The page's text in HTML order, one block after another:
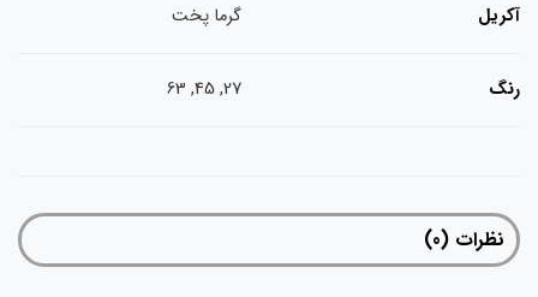
گرما پخت
نظرات (0)